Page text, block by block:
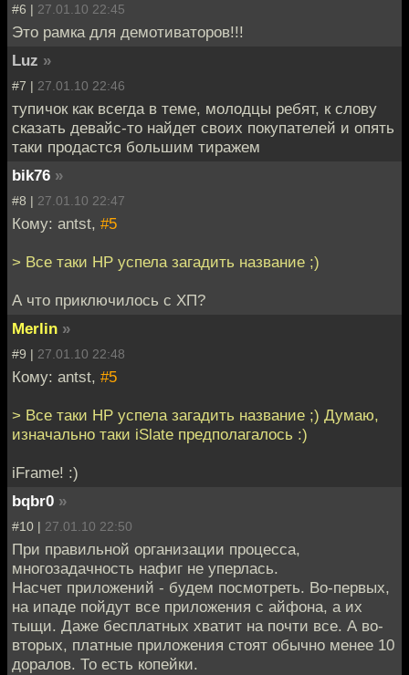
#6 | 27.01.10 22:45
Это рамка для демотиваторов!!!
Luz »
#7 | 27.01.10 22:46
тупичок как всегда в теме, молодцы ребят, к слову
сказать девайс-то найдет своих покупателей и опять
таки продастся большим тиражем
bik76 »
#8 | 27.01.10 22:47
Кому: antst, #5
> Все таки HP успела загадить название ;)
А что приключилось с ХП?
Merlin »
#9 | 27.01.10 22:48
Кому: antst, #5
> Все таки HP успела загадить название ;) Думаю,
изначально таки iSlate предполагалось :)
iFrame! :)
bqbr0 »
#10 | 27.01.10 22:50
При правильной организации процесса,
многозадачность нафиг не уперлась.
Насчет приложений - будем посмотреть. Во-первых,
на ипаде пойдут все приложения с айфона, а их
тыщи. Даже бесплатных хватит на почти все. А во-
вторых, платные приложения стоят обычно менее 10
доралов. То есть копейки.